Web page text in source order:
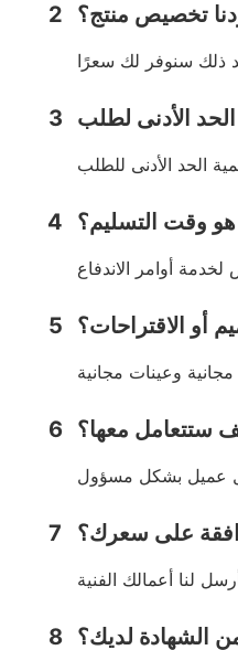
2 تخصيص منتج؟
3
4 هو وقت التسليم؟
5 أو الاقتراحات؟
6 ستتعامل معها؟
7 على سعرك؟
8 الشهادة لديك؟